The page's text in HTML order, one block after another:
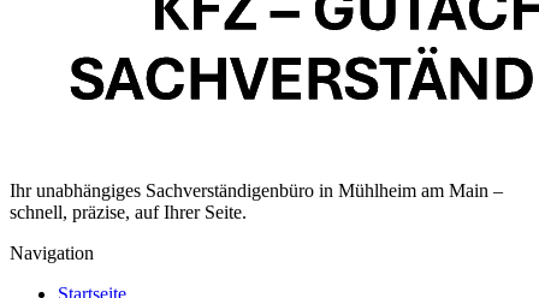
Ihr unabhängiges Sachverständigenbüro in Mühlheim am Main –
schnell, präzise, auf Ihrer Seite.
Navigation
Startseite